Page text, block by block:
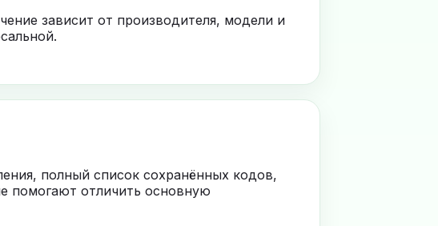
зависит от производителя, модели и
полный список сохранённых кодов,
помогают отличить основную